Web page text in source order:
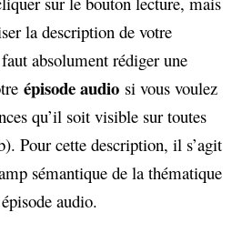
la description de votre
absolument rédiger une
épisode audio si vous voulez
qu’il soit visible sur toutes
Pour cette description, il s’agit
sémantique de la thématique
audio.